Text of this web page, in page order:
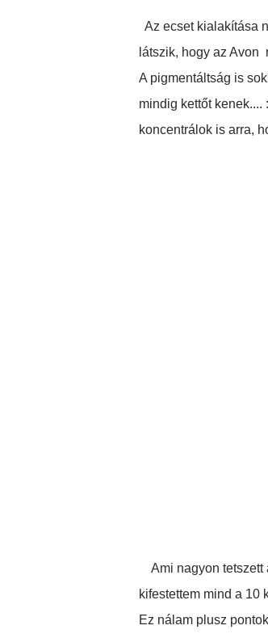
Az ecset kialakítása
látszik, hogy az Avon
A pigmentáltság is
mindig kettőt
koncentrálok is arra,
Ami nagyon tetszett
kifestettem mind a 10
Ez nálam plusz